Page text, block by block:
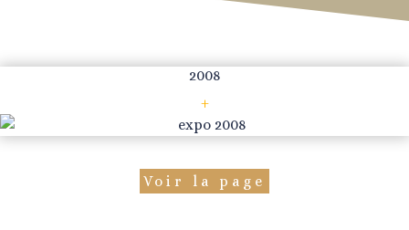
2008
+
Voir la page